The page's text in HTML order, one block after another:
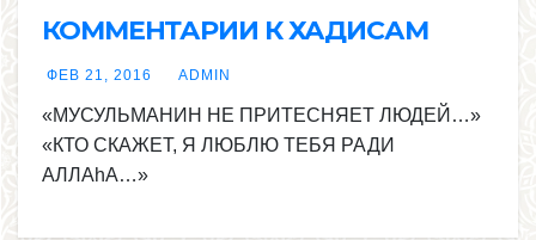
КОММЕНТАРИИ К ХАДИСАМ
ФЕВ 21, 2016 ADMIN
«МУСУЛЬМАНИН НЕ ПРИТЕСНЯЕТ ЛЮДЕЙ…»
«КТО СКАЖЕТ, Я ЛЮБЛЮ ТЕБЯ РАДИ
АЛЛАhА…»